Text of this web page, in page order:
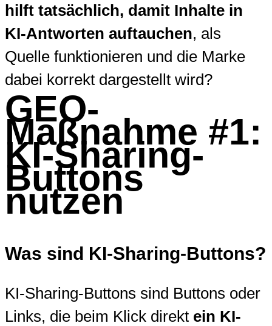
hilft tatsächlich, damit Inhalte in
KI-Antworten auftauchen, als
Quelle funktionieren und die Marke
dabei korrekt dargestellt wird?
GEO-
Maßnahme #1:
KI-Sharing-
Buttons
nutzen
Was sind KI-Sharing-Buttons?
KI-Sharing-Buttons sind Buttons oder
Links, die beim Klick direkt ein KI-